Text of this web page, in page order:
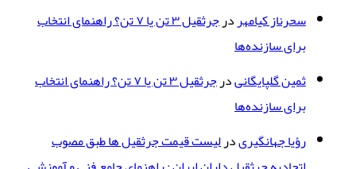
سحرناز کیامهردر
جرثقیل ۳ تن یا ۷ تن؟ راهنمای انتخاب
برای سازنده‌ها
ثمین گلپایگانیدر
جرثقیل ۳ تن یا ۷ تن؟ راهنمای انتخاب
برای سازنده‌ها
رؤیا جهانگیریدرلیست قیمت جرثقیل ها طبق مصوب